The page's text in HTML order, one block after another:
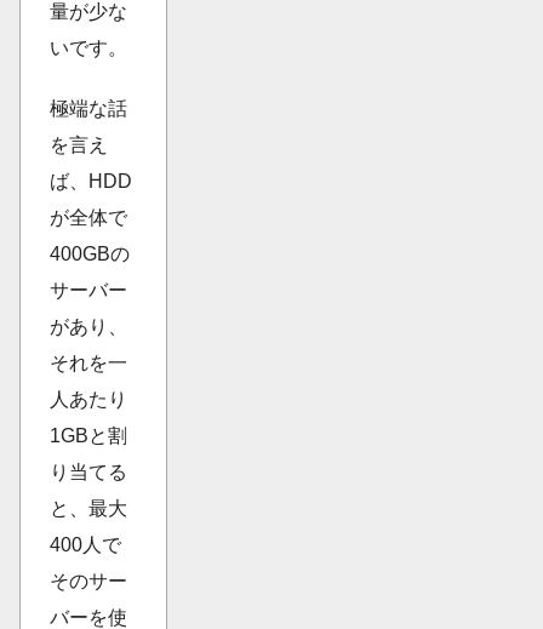
量が少な
いです。
極端な話
を言え
ば、HDD
が全体で
400GBの
サーバー
があり、
それを一
人あたり
1GBと割
り当てる
と、最大
400人で
そのサー
バーを使